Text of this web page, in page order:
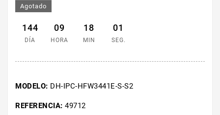
Agotado
144
DÍA
09
HORA
18
MIN
01
SEG.
MODELO: DH-IPC-HFW3441E-S-S2
REFERENCIA: 49712